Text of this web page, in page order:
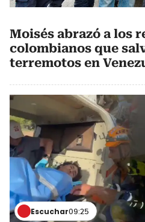
Moisés abrazó a los
colombianos que
terremotos en
Escuchar09:25